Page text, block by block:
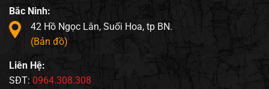
Bắc Ninh:
42 Hồ Ngọc Lân, Suối Hoa, tp BN.
(Bản đồ)
Liên Hệ:
SĐT: 0964.308.308